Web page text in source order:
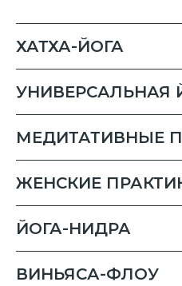
ХАТХА-ЙОГА
УНИВЕРСАЛЬНАЯ
МЕДИТАТИВНЫЕ
ЖЕНСКИЕ
ЙОГА-НИДРА
ВИНЬЯСА-ФЛОУ